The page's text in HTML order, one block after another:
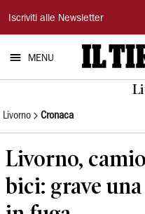
Il
Tirreno
Iscriviti alle Newsletter
MENU
Livorno Cronaca
Livorno,
bici: grave